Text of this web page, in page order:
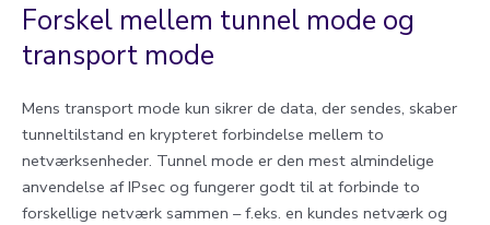
Forskel mellem tunnel mode og
transport mode
Mens transport mode kun sikrer de data, der sendes, skaber
tunneltilstand en krypteret forbindelse mellem to
netværksenheder. Tunnel mode er den mest almindelige
anvendelse af IPsec og fungerer godt til at forbinde to
forskellige netværk sammen – f.eks. en kundes netværk og